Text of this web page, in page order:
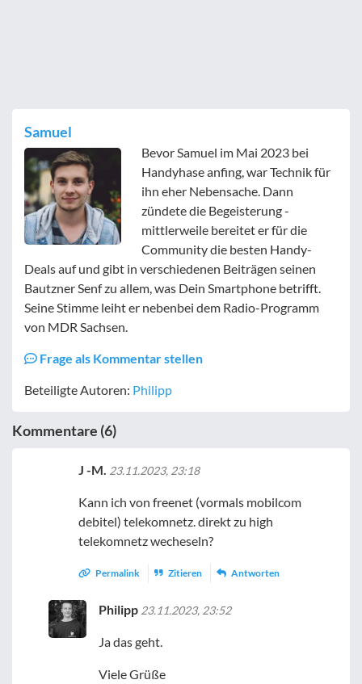
Samuel
Bevor Samuel im Mai 2023 bei
Handyhase anfing, war Technik für
ihn eher Nebensache. Dann
zündete die Begeisterung -
mittlerweile bereitet er für die
Community die besten Handy-
Deals auf und gibt in verschiedenen Beiträgen seinen
Bautzner Senf zu allem, was Dein Smartphone betrifft.
Seine Stimme leiht er nebenbei dem Radio-Programm
von MDR Sachsen.
Frage als Kommentar stellen
Beteiligte Autoren: Philipp
Kommentare (6)
J -M. 23.11.2023, 23:18
Kann ich von freenet (vormals mobilcom
debitel) telekomnetz. direkt zu high
telekomnetz wecheseln?
Permalink Zitieren Antworten
Philipp 23.11.2023, 23:52
Ja das geht.
Viele Grüße